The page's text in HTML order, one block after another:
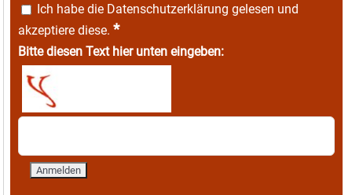
Ich habe die Datenschutzerklärung gelesen und
akzeptiere diese. *
Bitte diesen Text hier unten eingeben: